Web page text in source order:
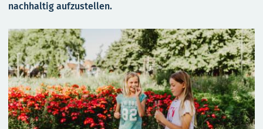
nachhaltig aufzustellen.